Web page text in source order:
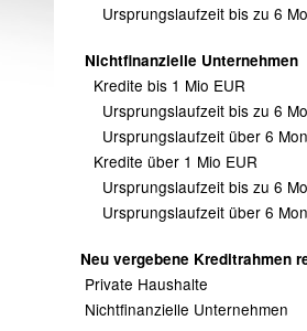
Ursprungslaufzeit bis zu 6
Nichtfinanzielle Unternehmen
Kredite bis 1 Mio EUR
Ursprungslaufzeit bis zu 6
Ursprungslaufzeit über 6
Kredite über 1 Mio EUR
Ursprungslaufzeit bis zu 6
Ursprungslaufzeit über 6
Neu vergebene Kreditrahmen
Private Haushalte
Nichtfinanzielle Unternehmen